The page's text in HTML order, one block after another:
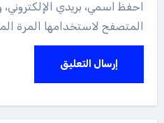
احفظ اسمي، بريدي
المتصفح لاستخدامها المرة